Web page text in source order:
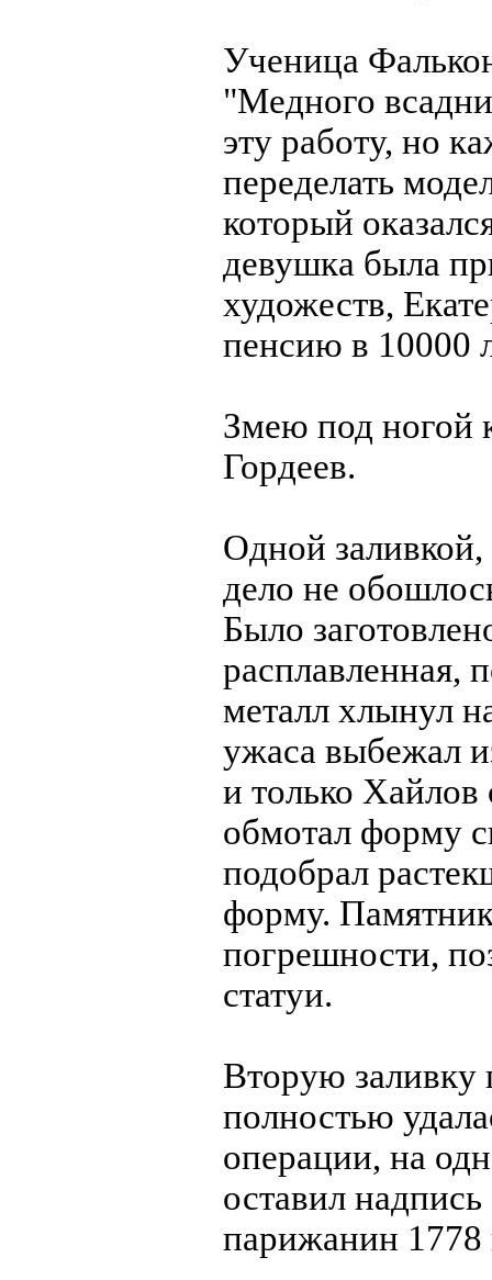
Ученица
"Медного
эту работу, но
переделать
который
девушка была
художеств,
пенсию в 10000
Змею под ногой
Гордеев.
Одной заливкой,
дело не
Было
расплавленная,
металл хлынул
ужаса выбежал
и только Хайлов
обмотал форму
подобрал
форму.
погрешности,
статуи.
Вторую заливку
полностью
операции, на
оставил
парижанин 1778